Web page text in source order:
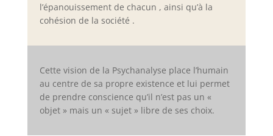
l’épanouissement de chacun , ainsi qu’à la
cohésion de la société .
Cette vision de la Psychanalyse place l’humain
au centre de sa propre existence et lui permet
de prendre conscience qu’il n’est pas un «
objet » mais un « sujet » libre de ses choix.